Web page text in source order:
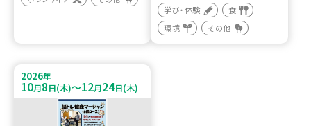
学び・体験
食
環境
その他
2026年
10月8日(木)～12月24日(木)